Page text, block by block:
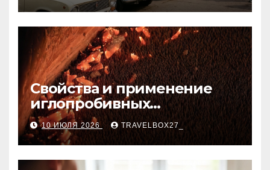
Свойства и применение
иглопробивных
базальтовых огнеупорных
матов
10 ИЮЛЯ 2026 TRAVELBOX27_